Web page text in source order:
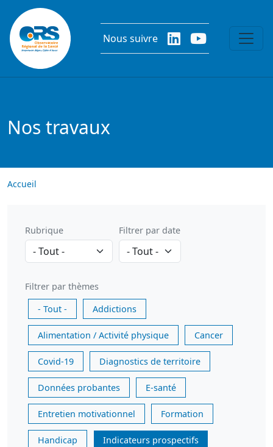
Aller au contenu principal
Nous suivre
Nos travaux
Accueil
Rubrique Filtrer par date
Filtrer par thèmes
- Tout -
Addictions
Alimentation / Activité physique Cancer
Covid-19 Diagnostics de territoire
Données probantes E-santé
Entretien motivationnel Formation
Handicap Indicateurs prospectifs